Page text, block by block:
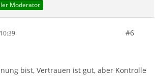
Moderator
#6
bist, Vertrauen ist gut, aber Kontrolle